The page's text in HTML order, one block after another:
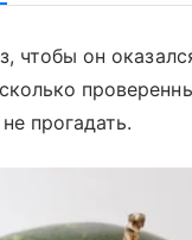
чтобы он
прогадать.